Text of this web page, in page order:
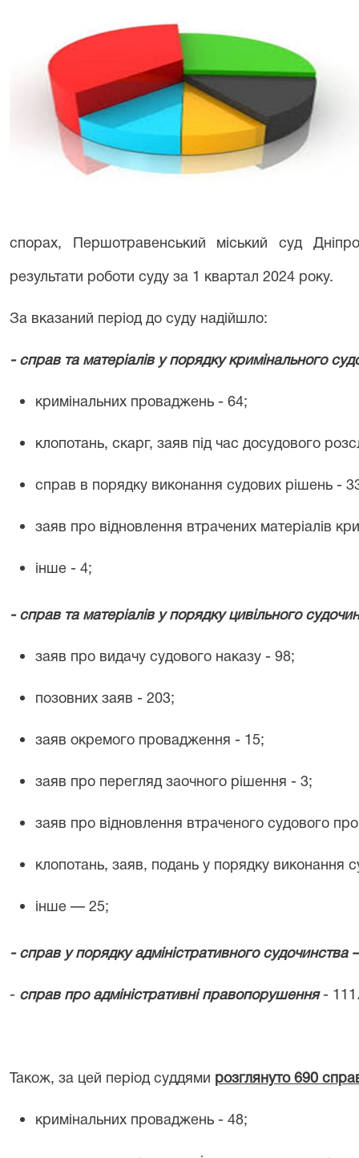
спорах, Першотравенський міський суд
результати роботи суду за 1 квартал 2024 року.
За вказаний період до суду надійшло:
- справ та матеріалів у порядку кримінального
кримінальних проваджень - 64;
клопотань, скарг, заяв під час досудового
справ в порядку виконання судових рішень -
заяв про відновлення втрачених матеріалів
інше - 4;
- справ та матеріалів у порядку цивільного
заяв про видачу судового наказу - 98;
позовних заяв - 203;
заяв окремого провадження - 1 5;
заяв про перегляд заочного рішення - 3;
заяв про відновлення втраченого судового
клопотань, заяв, подань у порядку виконання
інше — 25;
- справ у порядку адміністративного
- справ про адміністративні правопорушення- 1 11
Також, за цей період суддями розглянуто 690
кримінальних проваджень - 48;